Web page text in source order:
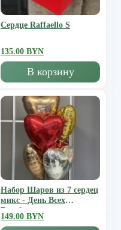
Сердце Raffaello S
135.00 BYN
В корзину
Набор Шаров из 7 сердец
микс - День Всех
Влюбленных
149.00 BYN